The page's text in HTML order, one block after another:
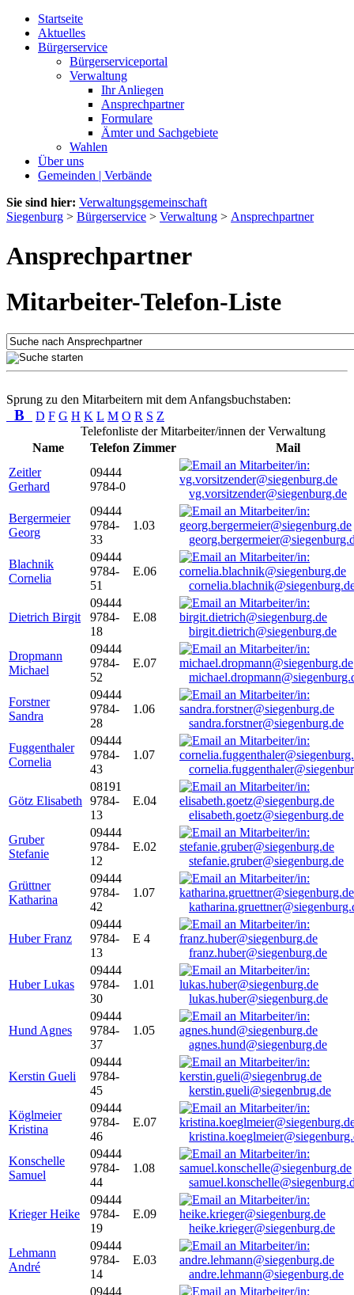
Startseite
Aktuelles
Bürgerservice
Bürgerserviceportal
Verwaltung
Ihr Anliegen
Ansprechpartner
Formulare
Ämter und Sachgebiete
Wahlen
Über uns
Gemeinden | Verbände
Sie sind hier: Verwaltungsgemeinschaft
Siegenburg > Bürgerservice > Verwaltung > Ansprechpartner
Ansprechpartner
Mitarbeiter-Telefon-Liste
Sprung zu den Mitarbeitern mit dem Anfangsbuchstaben:
B D F G H K L M O R S Z
Telefonliste der Mitarbeiter/innen der Verwaltung
Name
Telefon Zimmer
Mail
Zeitler
Gerhard
09444
9784-0
vg.vorsitzender@siegenburg.de
Bergermeier
Georg
09444
9784-
33
1.03
Blachnik
Cornelia
09444
9784-
51
E.06
Dietrich Birgit
09444
9784-
18
E.08
birgit.dietrich@siegenburg.de
Dropmann
Michael
09444
9784-
52
E.07
Forstner
Sandra
09444
9784-
28
1.06
sandra.forstner@siegenburg.de
Fuggenthaler
Cornelia
09444
9784-
43
1.07
Götz Elisabeth
08191
9784-
13
E.04
elisabeth.goetz@siegenburg.de
Gruber
Stefanie
09444
9784-
12
E.02
stefanie.gruber@siegenburg.de
Grüttner
Katharina
09444
9784-
42
1.07
Huber Franz
09444
9784-
13
E 4
franz.huber@siegenburg.de
Huber Lukas
09444
9784-
30
1.01
lukas.huber@siegenburg.de
Hund Agnes
09444
9784-
37
1.05
agnes.hund@siegenburg.de
Kerstin Gueli
09444
9784-
45
kerstin.gueli@siegenbrug.de
Köglmeier
Kristina
09444
9784-
46
E.07
Konschelle
Samuel
09444
9784-
44
1.08
Krieger Heike
09444
9784-
19
E.09
heike.krieger@siegenburg.de
Lehmann
André
09444
9784-
14
E.03
andre.lehmann@siegenburg.de
09444